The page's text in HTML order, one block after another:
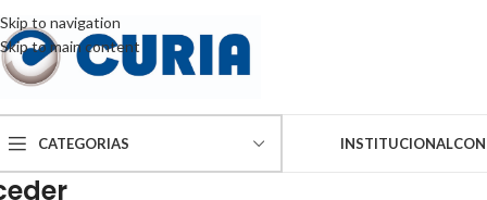
Skip to navigation
Skip to main content
CATEGORIAS INSTITUCIONAL